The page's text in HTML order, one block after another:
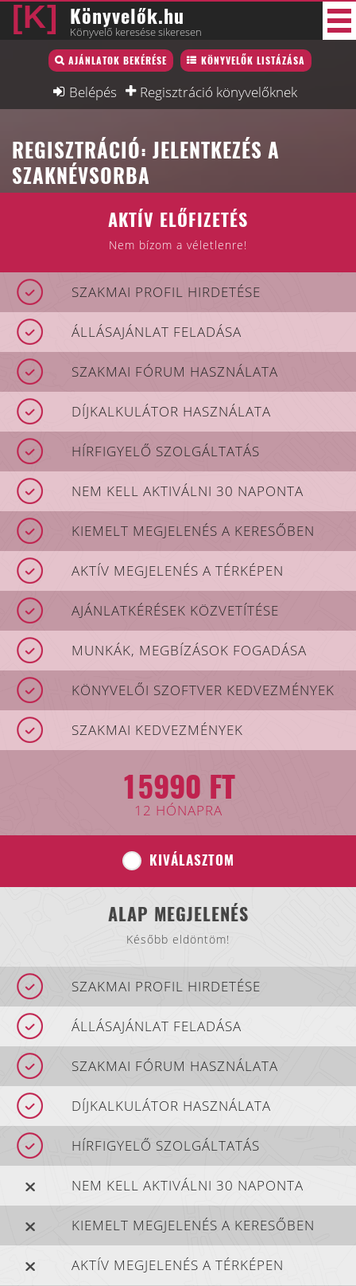
Könyvelők.hu
Könyvelő keresése sikeresen
AJÁNLATOK BEKÉRÉSE KÖNYVELŐK LISTÁZÁSA
Belépés Regisztráció könyvelőknek
Könyvelő lista
Könyvelési munkák
Interjú
Blog
REGISZTRÁCIÓ: JELENTKEZÉS A
SZAKNÉVSORBA
AKTÍV ELŐFIZETÉS
Nem bízom a véletlenre!
SZAKMAI PROFIL HIRDETÉSE
ÁLLÁSAJÁNLAT FELADÁSA
SZAKMAI FÓRUM HASZNÁLATA
DÍJKALKULÁTOR HASZNÁLATA
HÍRFIGYELŐ SZOLGÁLTATÁS
NEM KELL AKTIVÁLNI 30 NAPONTA
KIEMELT MEGJELENÉS A KERESŐBEN
AKTÍV MEGJELENÉS A TÉRKÉPEN
AJÁNLATKÉRÉSEK KÖZVETÍTÉSE
MUNKÁK, MEGBÍZÁSOK FOGADÁSA
KÖNYVELŐI SZOFTVER KEDVEZMÉNYEK
SZAKMAI KEDVEZMÉNYEK
15990 FT
12 HÓNAPRA
KIVÁLASZTOM
ALAP MEGJELENÉS
Később eldöntöm!
SZAKMAI PROFIL HIRDETÉSE
ÁLLÁSAJÁNLAT FELADÁSA
SZAKMAI FÓRUM HASZNÁLATA
DÍJKALKULÁTOR HASZNÁLATA
HÍRFIGYELŐ SZOLGÁLTATÁS
NEM KELL AKTIVÁLNI 30 NAPONTA
KIEMELT MEGJELENÉS A KERESŐBEN
AKTÍV MEGJELENÉS A TÉRKÉPEN